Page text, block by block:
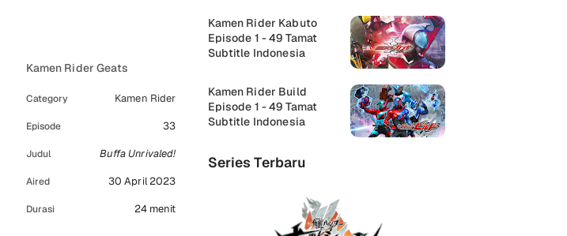
Kamen Rider Geats
Category Kamen Rider
Episode 33
Judul Buffa Unrivaled!
Aired 30 April 2023
Durasi 24 menit
Kamen Rider Kabuto
Episode 1 - 49 Tamat
Subtitle Indonesia
Kamen Rider Build
Episode 1 - 49 Tamat
Subtitle Indonesia
Series Terbaru